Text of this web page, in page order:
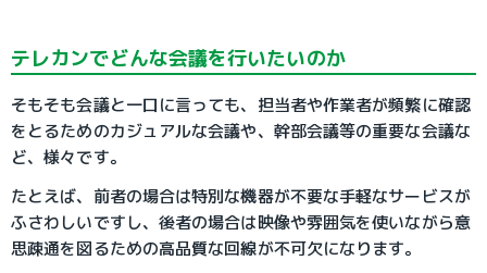
テレカンでどんな会議を行いたいのか
そもそも会議と一口に言っても、担当者や作業者が頻繁に確認
をとるためのカジュアルな会議や、幹部会議等の重要な会議な
ど、様々です。
たとえば、前者の場合は特別な機器が不要な手軽なサービスが
ふさわしいですし、後者の場合は映像や雰囲気を使いながら意
思疎通を図るための高品質な回線が不可欠になります。